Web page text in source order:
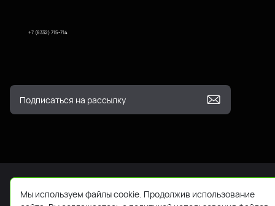
+7 (8332) 715-714
Мы используем файлы cookie. Продолжив использование